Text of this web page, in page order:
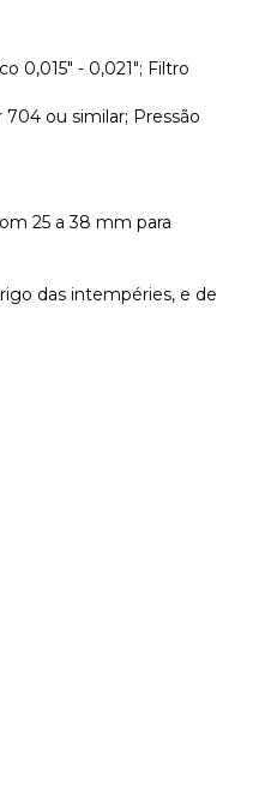
0,015" - 0,021"; Filtro
704 ou similar; Pressão
25 a 38 mm para
das intempéries, e de